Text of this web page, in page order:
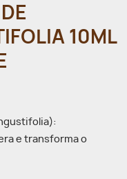
10ML
e transforma o